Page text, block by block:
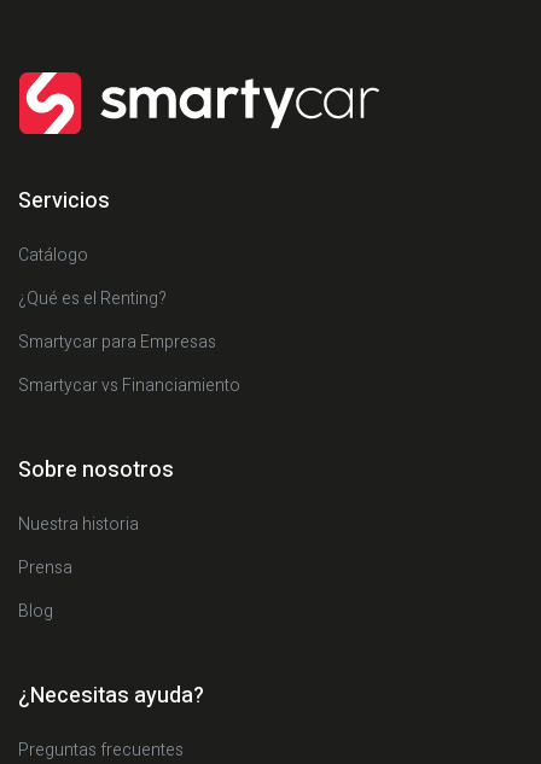
Servicios
Catálogo
¿Qué es el Renting?
Smartycar para Empresas
Smartycar vs Financiamiento
Sobre nosotros
Nuestra historia
Prensa
Blog
¿Necesitas ayuda?
Preguntas frecuentes